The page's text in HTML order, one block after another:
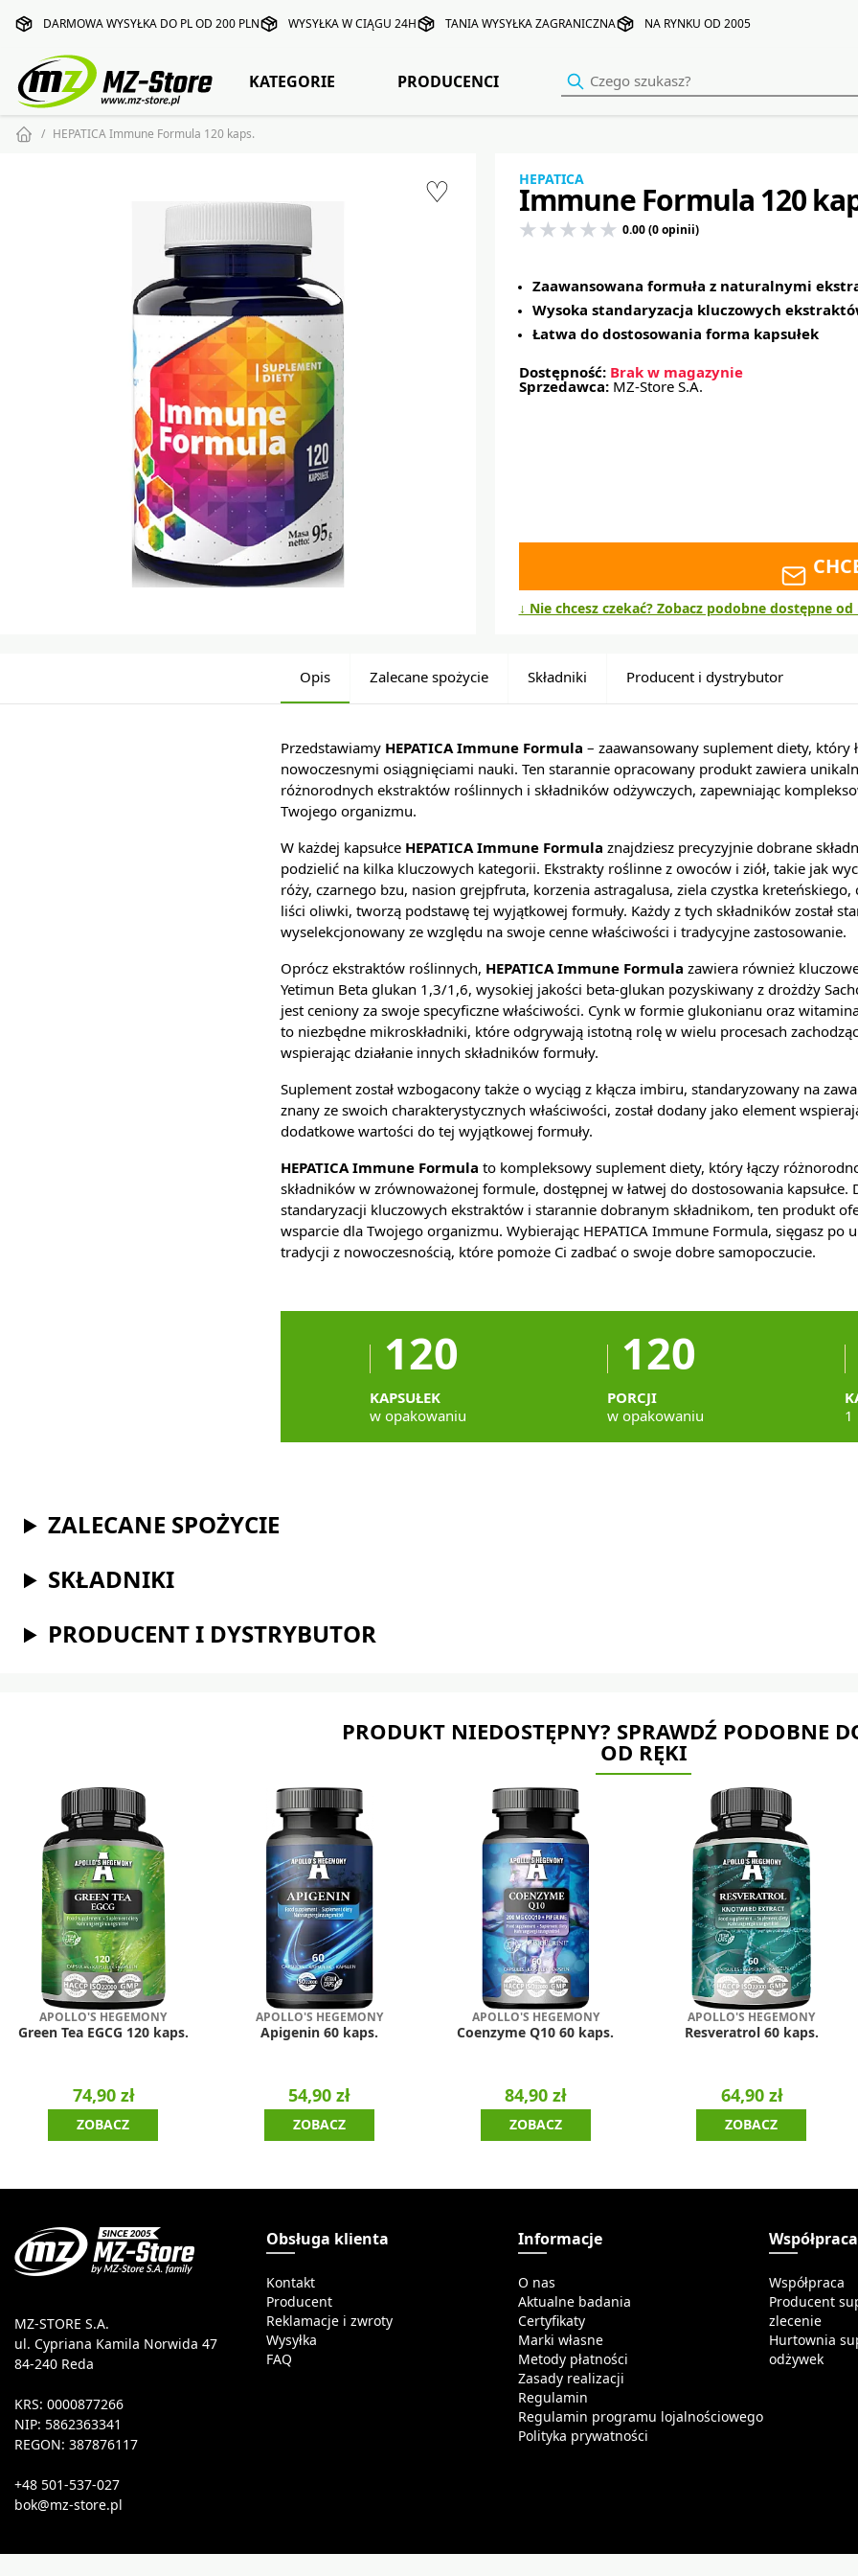
DARMOWA WYSYŁKA DO PL OD 200 PLN WYSYŁKA W CIĄGU 24H TANIA WYSYŁKA ZAGRANICZNA NA RYNKU OD 2005
KATEGORIE PRODUCENCI
HEPATICA Immune Formula 120 kaps.
♡ HEPATICA
Immune Formula 120
0.00 (0 opinii)
Zaawansowana formuła z naturalnymi
Wysoka standaryzacja kluczowych
Łatwa do dostosowania forma kapsułek
Dostępność: Brak w magazynie
Sprzedawca: MZ-Store S.A.
↓ Nie chcesz czekać? Zobacz podobne dostępne od
Opis Zalecane spożycie Składniki Producent i dystrybutor
Przedstawiamy HEPATICA Immune Formula – zaawansowany suplement diety, który
nowoczesnymi osiągnięciami nauki. Ten starannie opracowany produkt zawiera
różnorodnych ekstraktów roślinnych i składników odżywczych, zapewniając
Twojego organizmu.
W każdej kapsułce HEPATICA Immune Formula znajdziesz precyzyjnie dobrane
podzielić na kilka kluczowych kategorii. Ekstrakty roślinne z owoców i ziół, takie jak
róży, czarnego bzu, nasion grejpfruta, korzenia astragalusa, ziela czystka kreteńskiego,
liści oliwki, tworzą podstawę tej wyjątkowej formuły. Każdy z tych składników został
wyselekcjonowany ze względu na swoje cenne właściwości i tradycyjne zastosowanie.
Oprócz ekstraktów roślinnych, HEPATICA Immune Formula zawiera również
Yetimun Beta glukan 1,3/1,6, wysokiej jakości beta-glukan pozyskiwany z drożdży
jest ceniony za swoje specyficzne właściwości. Cynk w formie glukonianu oraz
to niezbędne mikroskładniki, które odgrywają istotną rolę w wielu procesach
wspierając działanie innych składników formuły.
Suplement został wzbogacony także o wyciąg z kłącza imbiru, standaryzowany na
znany ze swoich charakterystycznych właściwości, został dodany jako element
dodatkowe wartości do tej wyjątkowej formuły.
HEPATICA Immune Formula to kompleksowy suplement diety, który łączy
składników w zrównoważonej formule, dostępnej w łatwej do dostosowania kapsułce.
standaryzacji kluczowych ekstraktów i starannie dobranym składnikom, ten produkt
wsparcie dla Twojego organizmu. Wybierając HEPATICA Immune Formula, sięgasz po
tradycji z nowoczesnością, które pomoże Ci zadbać o swoje dobre samopoczucie.
120
KAPSUŁEK
w opakowaniu
120
PORCJI
w opakowaniu
1
ZALECANE SPOŻYCIE
SKŁADNIKI
PRODUCENT I DYSTRYBUTOR
PRODUKT NIEDOSTĘPNY? SPRAWDŹ PODOBNE
OD RĘKI
APOLLO'S HEGEMONY
Green Tea EGCG 120 kaps.
74,90 zł
ZOBACZ
APOLLO'S HEGEMONY
Apigenin 60 kaps.
54,90 zł
ZOBACZ
APOLLO'S HEGEMONY
Coenzyme Q10 60 kaps.
84,90 zł
ZOBACZ
APOLLO'S HEGEMONY
Resveratrol 60 kaps.
64,90 zł
ZOBACZ
MZ-STORE S.A.
ul. Cypriana Kamila Norwida 47
84-240 Reda
KRS: 0000877266
NIP: 5862363341
REGON: 387876117
+48 501-537-027
Obsługa klienta
Kontakt
Producent
Reklamacje i zwroty
Wysyłka
FAQ
Informacje
O nas
Aktualne badania
Certyfikaty
Marki własne
Metody płatności
Zasady realizacji
Regulamin
Regulamin programu lojalnościowego
Polityka prywatności
Współpraca
Współpraca
Producent
zlecenie
Hurtownia
odżywek